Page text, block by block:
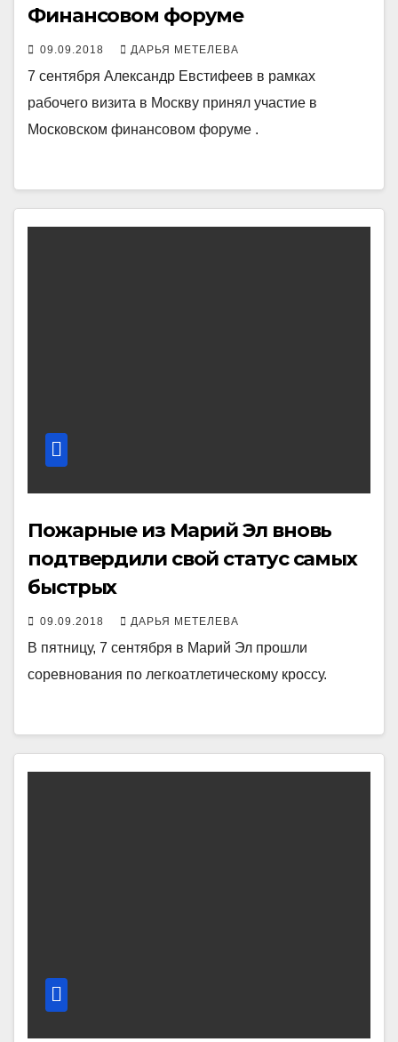
Финансовом форуме
09.09.2018 ДАРЬЯ МЕТЕЛЕВА
7 сентября Александр Евстифеев в рамках
рабочего визита в Москву принял участие в
Московском финансовом форуме .
Пожарные из Марий Эл вновь
подтвердили свой статус самых
быстрых
09.09.2018 ДАРЬЯ МЕТЕЛЕВА
В пятницу, 7 сентября в Марий Эл прошли
соревнования по легкоатлетическому кроссу.